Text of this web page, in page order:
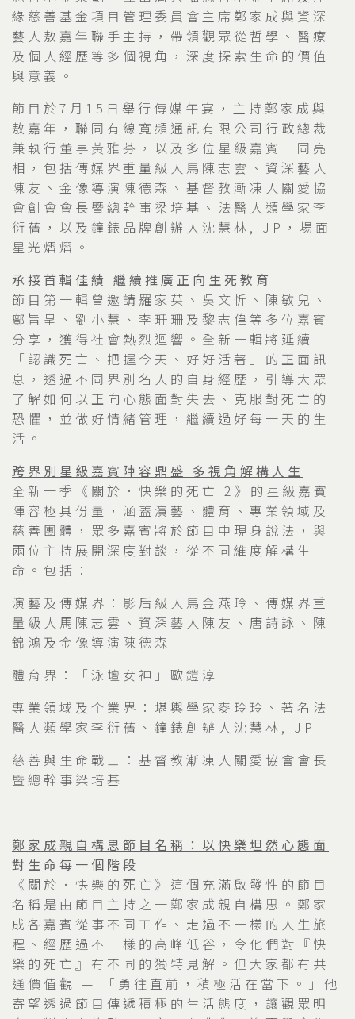
緣慈善基金項目管理委員會主席鄭家成與資深
藝人敖嘉年聯手主持，帶領觀眾從哲學、醫療
及個人經歷等多個視角，深度探索生命的價值
與意義。
節目於7月15日舉行傳媒午宴，主持鄭家成與
敖嘉年，聯同有線寬頻通訊有限公司行政總裁
兼執行董事黃雅芬，以及多位星級嘉賓一同亮
相，包括傳媒界重量級人馬陳志雲、資深藝人
陳友、金像導演陳德森、基督教漸凍人關愛協
會創會會長暨總幹事梁培基、法醫人類學家李
衍蒨，以及鐘錶品牌創辦人沈慧林, JP，場面
星光熠熠。
承接首輯佳績 繼續推廣正向生死教育
節目第一輯曾邀請羅家英、吳文忻、陳敏兒、
鄺旨呈、劉小慧、李珊珊及黎志偉等多位嘉賓
分享，獲得社會熱烈迴響。全新一輯將延續
「認識死亡、把握今天、好好活著」的正面訊
息，透過不同界別名人的自身經歷，引導大眾
了解如何以正向心態面對失去、克服對死亡的
恐懼，並做好情緒管理，繼續過好每一天的生
活。
跨界別星級嘉賓陣容鼎盛 多視角解構人生
全新一季《關於．快樂的死亡 2》的星級嘉賓
陣容極具份量，涵蓋演藝、體育、專業領域及
慈善團體，眾多嘉賓將於節目中現身說法，與
兩位主持展開深度對談，從不同維度解構生
命。包括：
演藝及傳媒界：影后級人馬金燕玲、傳媒界重
量級人馬陳志雲、資深藝人陳友、唐詩詠、陳
錦鴻及金像導演陳德森
體育界：「泳壇女神」歐鎧淳
專業領域及企業界：堪輿學家麥玲玲、著名法
醫人類學家李衍蒨、鐘錶創辦人沈慧林, JP
慈善與生命戰士：基督教漸凍人關愛協會會長
暨總幹事梁培基
鄭家成親自構思節目名稱：以快樂坦然心態面
對生命每一個階段
《關於．快樂的死亡》這個充滿啟發性的節目
名稱是由節目主持之一鄭家成親自構思。鄭家
成各嘉賓從事不同工作、走過不一樣的人生旅
程、經歷過不一樣的高峰低谷，令他們對『快
樂的死亡』有不同的獨特見解。但大家都有共
通價值觀 — 「勇往直前，積極活在當下。」他
寄望透過節目傳遞積極的生活態度，讓觀眾明